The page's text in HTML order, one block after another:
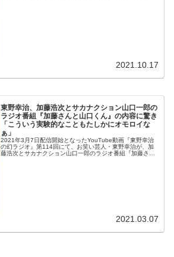
2021.10.17
東野幸治、加藤浩次とサカナクション山口一郎の
ラジオ番組『加藤さんと山口くん』の内容に驚き
「こういう実験的なこともたしかにオモロイな
ぁ」
2021年3月7日配信開始となったYouTube動画『東野幸治
の幻ラジオ』第114回にて、お笑い芸人・東野幸治が、加
藤浩次とサカナクション山口一郎のラジオ番組『加藤さん
2021.03.07